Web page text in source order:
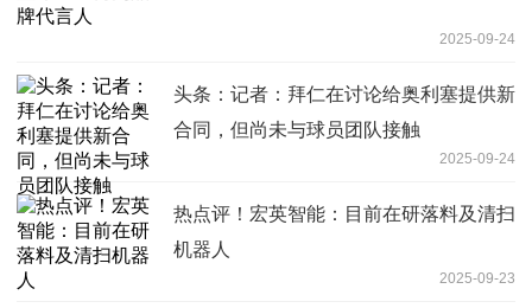
2025-09-24
头条：记者：拜仁在讨论给奥利塞提供新
合同，但尚未与球员团队接触
2025-09-24
热点评！宏英智能：目前在研落料及清扫
机器人
2025-09-23